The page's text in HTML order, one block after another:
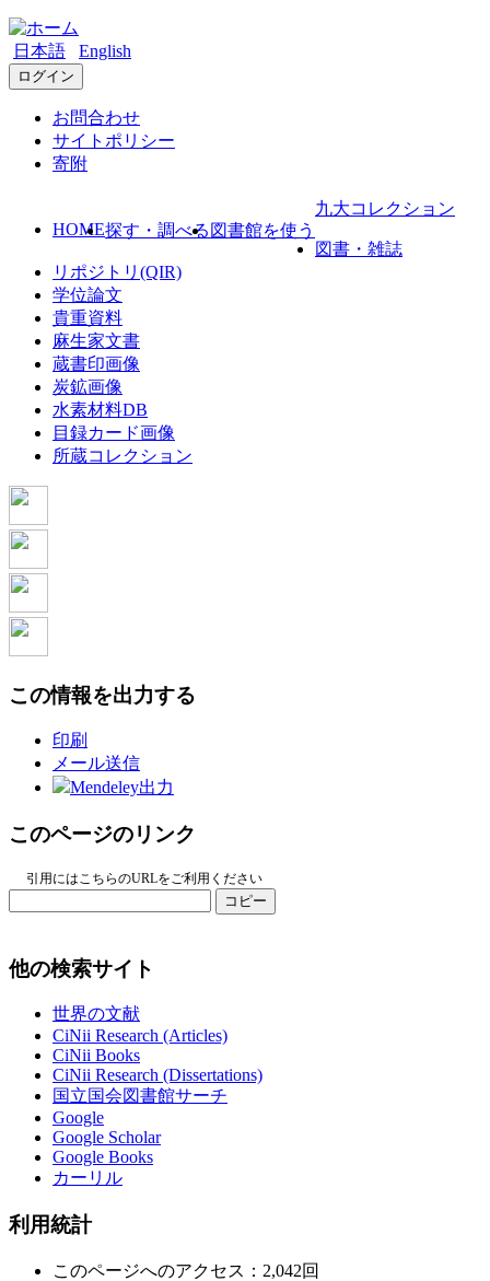
日本語 English
ログイン
お問合わせ
サイトポリシー
寄附
HOME探す・調べる 図書館を使う
九大コレクション
図書・雑誌
リポジトリ(QIR)
学位論文
貴重資料
麻生家文書
蔵書印画像
炭鉱画像
水素材料DB
目録カード画像
所蔵コレクション
この情報を出力する
印刷
メール送信
Mendeley出力
このページのリンク
引用にはこちらのURLをご利用ください
コピー
他の検索サイト
世界の文献
CiNii Research (Articles)
CiNii Books
CiNii Research (Dissertations)
国立国会図書館サーチ
Google
Google Scholar
Google Books
カーリル
利用統計
このページへのアクセス：2,042回